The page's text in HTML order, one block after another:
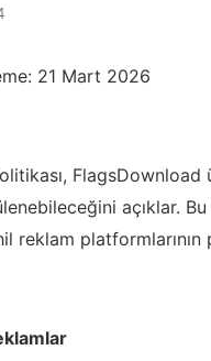
21 Mart 2026
açıklar.
reklam platformlarının